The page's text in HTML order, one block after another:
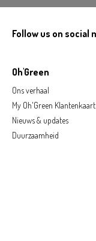
Oh'Green
Ons verhaal
My Oh'Green Klantenkaart
Nieuws & updates
Duurzaamheid
Follow us on social